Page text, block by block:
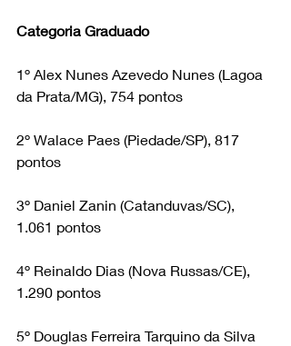
Categoria Graduado
1º Alex Nunes Azevedo Nunes (Lagoa
da Prata/MG), 754 pontos
2º Walace Paes (Piedade/SP), 817
pontos
3º Daniel Zanin (Catanduvas/SC),
1.061 pontos
4º Reinaldo Dias (Nova Russas/CE),
1.290 pontos
5º Douglas Ferreira Tarquino da Silva